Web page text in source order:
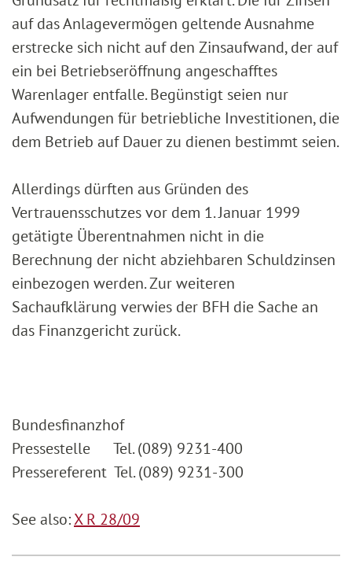
auf das Anlagevermögen geltende Ausnahme
erstrecke sich nicht auf den Zinsaufwand, der auf
ein bei Betriebseröffnung angeschafftes
Warenlager entfalle. Begünstigt seien nur
Aufwendungen für betriebliche Investitionen, die
dem Betrieb auf Dauer zu dienen bestimmt seien.
Allerdings dürften aus Gründen des
Vertrauensschutzes vor dem 1. Januar 1999
getätigte Überentnahmen nicht in die
Berechnung der nicht abziehbaren Schuldzinsen
einbezogen werden. Zur weiteren
Sachaufklärung verwies der BFH die Sache an
das Finanzgericht zurück.
Bundesfinanzhof
Pressestelle Tel. (089) 9231-400
Pressereferent Tel. (089) 9231-300
See also:X R 28/09